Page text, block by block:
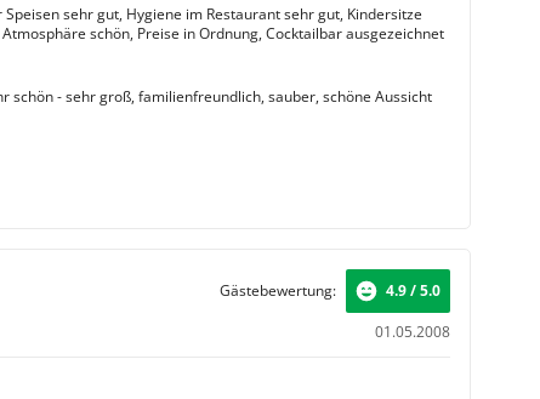
sehr gut, Hygiene im Restaurant sehr gut, Kindersitze
schön, Preise in Ordnung, Cocktailbar ausgezeichnet
schön - sehr groß, familienfreundlich, sauber, schöne Aussicht
01.05.2008
Gästebewertung: 4.9 / 5.0